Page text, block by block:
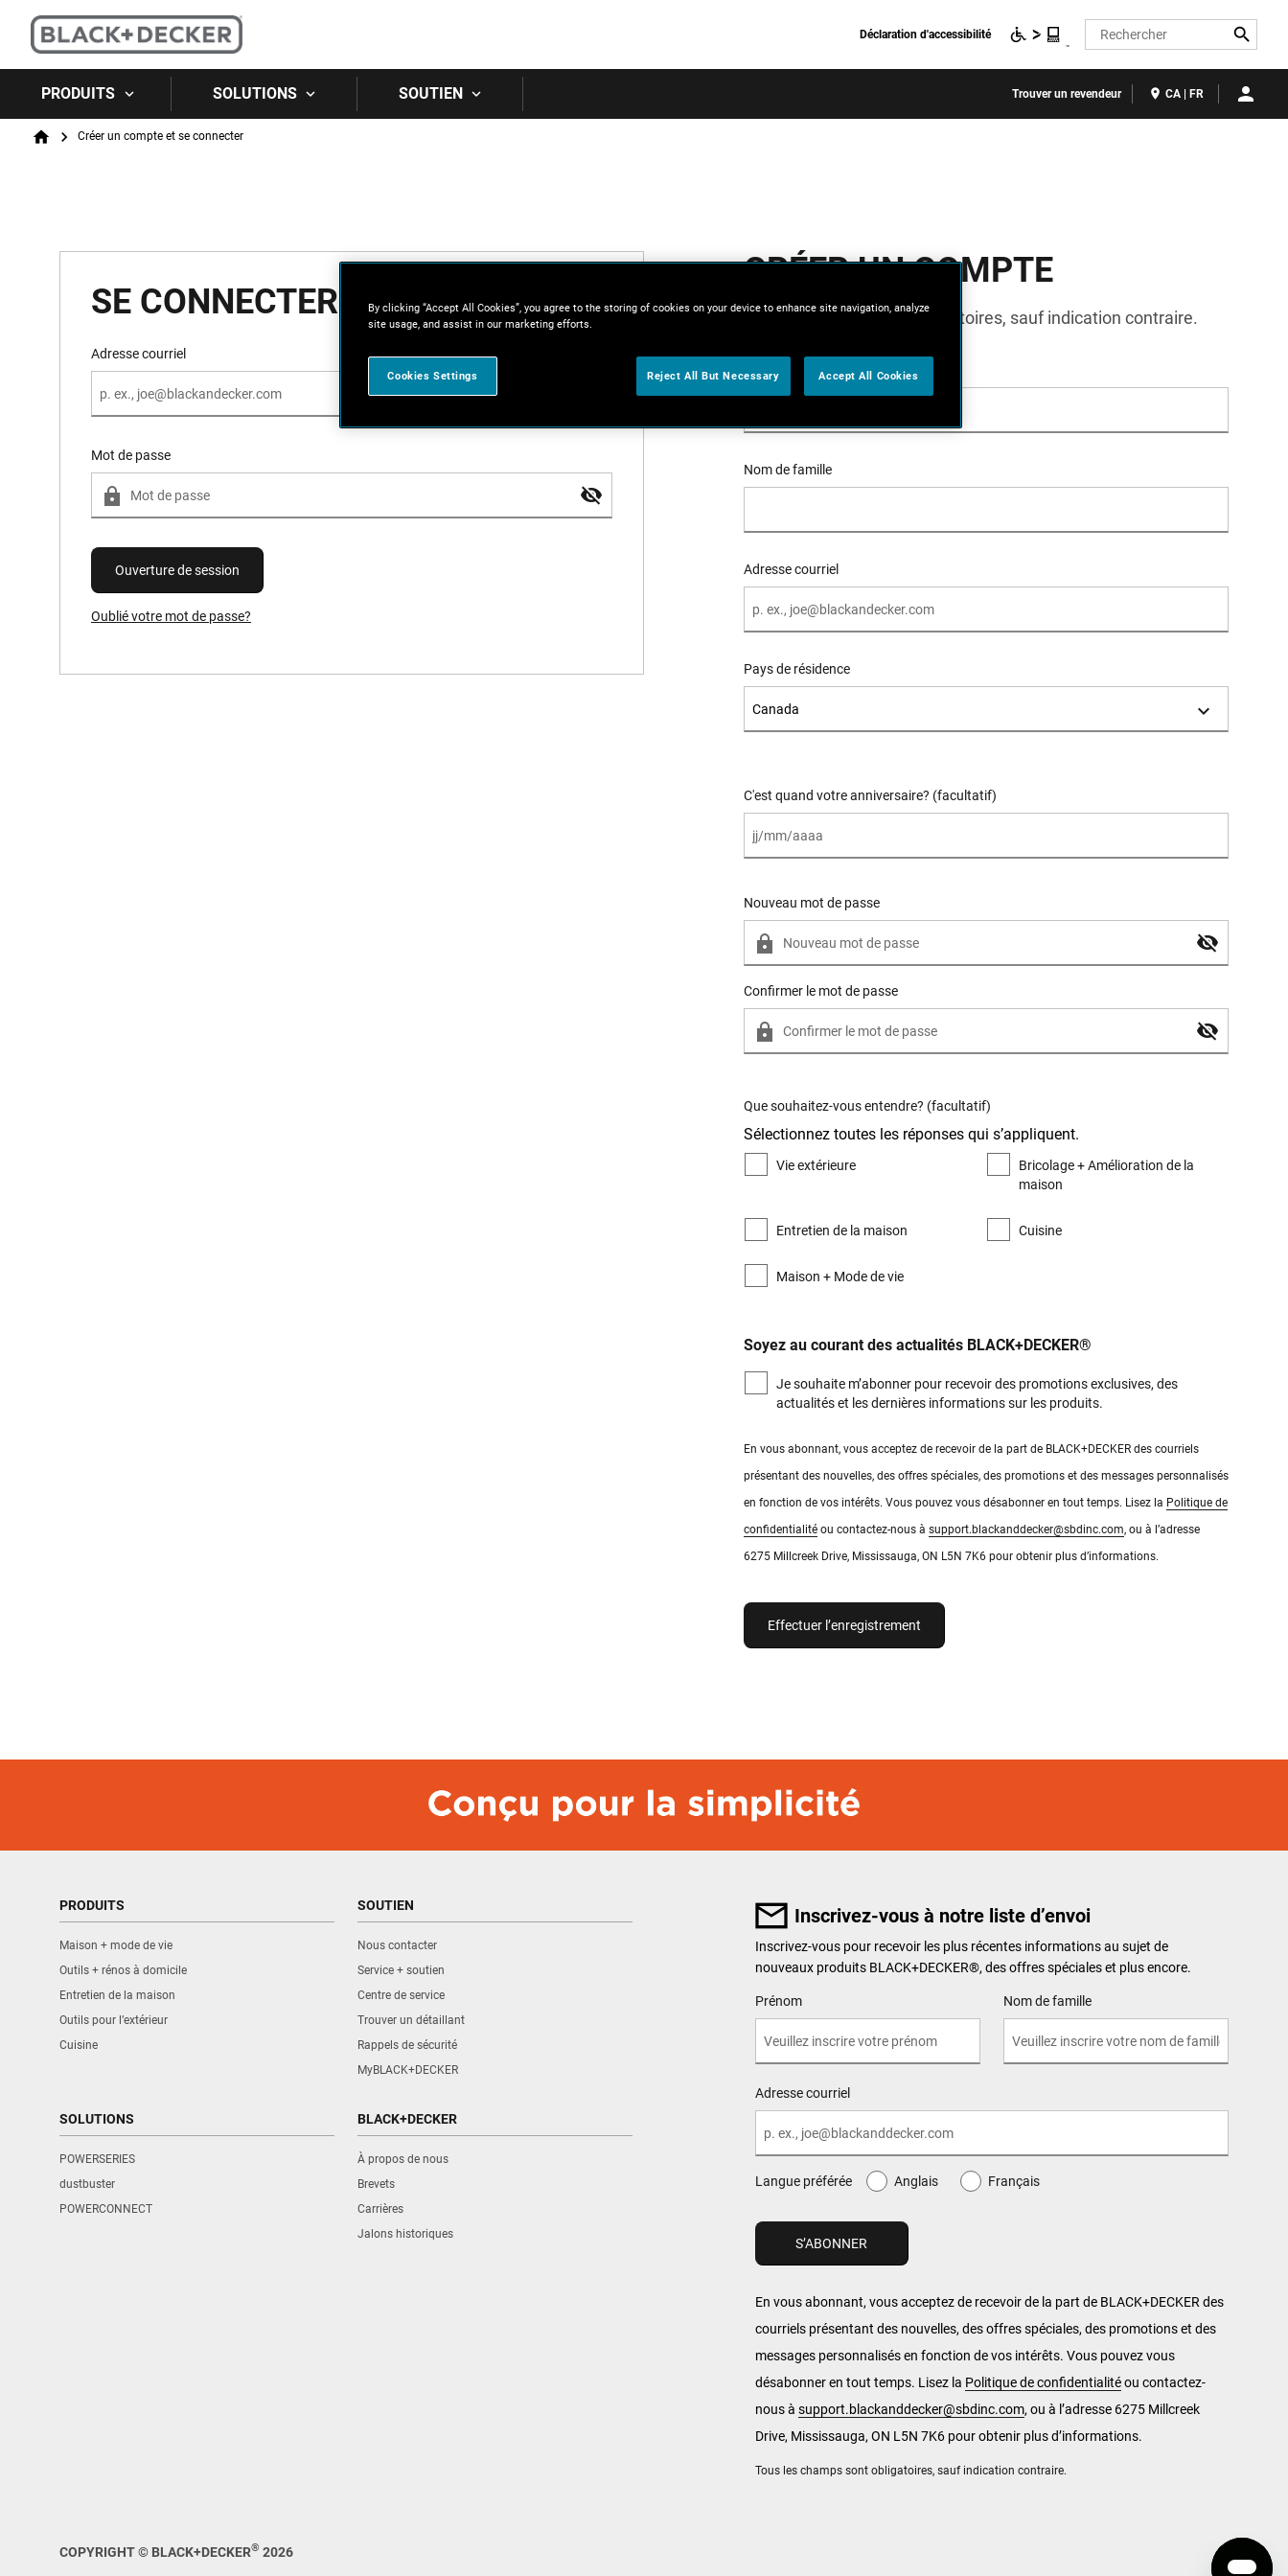
Déclaration d'accessibilité Search
PRODUITS SOLUTIONS SOUTIEN Trouver un revendeur CA | FR
Breadcrumb
HomeCréer un compte et se connecter
SE CONNECTER
Adresse courriel
Mot de passe
Forgot Password?
Oublié votre mot de passe?
CRÉER UN COMPTE
Tous les champs sont obligatoires, sauf indication contraire.
Nom de famille
Adresse courriel
Pays de résidence
C'est quand votre anniversaire? (facultatif)
New Password
Nouveau mot de passe
Confirmer le mot de passe
Que souhaitez-vous entendre? (facultatif)
Sélectionnez toutes les réponses qui s’appliquent.
Vie extérieure
Bricolage + Amélioration de la
maison
Entretien de la maison Cuisine
Maison + Mode de vie
Soyez au courant des actualités BLACK+DECKER®
Je souhaite m’abonner pour recevoir des promotions exclusives, des
actualités et les dernières informations sur les produits.
En vous abonnant, vous acceptez de recevoir de la part de BLACK+DECKER des courriels
présentant des nouvelles, des offres spéciales, des promotions et des messages personnalisés
en fonction de vos intérêts. Vous pouvez vous désabonner en tout temps. Lisez la Politique de
confidentialitéou contactez-nous à support.blackanddecker@sbdinc.com, ou à l’adresse
6275 Millcreek Drive, Mississauga, ON L5N 7K6 pour obtenir plus d’informations.
PRODUITS
Maison + mode de vie
Outils + rénos à domicile
Entretien de la maison
Outils pour l’extérieur
Cuisine
SOUTIEN
Nous contacter
Service + soutien
Centre de service
Trouver un détaillant
Rappels de sécurité
MyBLACK+DECKER
SOLUTIONS
POWERSERIES
dustbuster
POWERCONNECT
BLACK+DECKER
À propos de nous
Brevets
Carrières
Jalons historiques
Inscrivez-vous à notre liste d’envoi
Tous les champs sont obligatoires, sauf indication contraire.
Inscrivez-vous pour recevoir les plus récentes informations au sujet de
nouveaux produits BLACK+DECKER®, des offres spéciales et plus encore.
User Details
Prénom Nom de famille
Adresse courriel
Langue préférée Anglais Français
En vous abonnant, vous acceptez de recevoir de la part de BLACK+DECKER des
courriels présentant des nouvelles, des offres spéciales, des promotions et des
messages personnalisés en fonction de vos intérêts. Vous pouvez vous
désabonner en tout temps. Lisez la Politique de confidentialitéou contactez-
nous à support.blackanddecker@sbdinc.com, ou à l’adresse 6275 Millcreek
Drive, Mississauga, ON L5N 7K6 pour obtenir plus d’informations.
COPYRIGHT © BLACK+DECKER® 2026
By clicking “Accept All Cookies”, you agree to the storing of cookies on your device to enhance site navigation, analyze
site usage, and assist in our marketing efforts.
Cookies Settings Reject All But Necessary Accept All Cookies